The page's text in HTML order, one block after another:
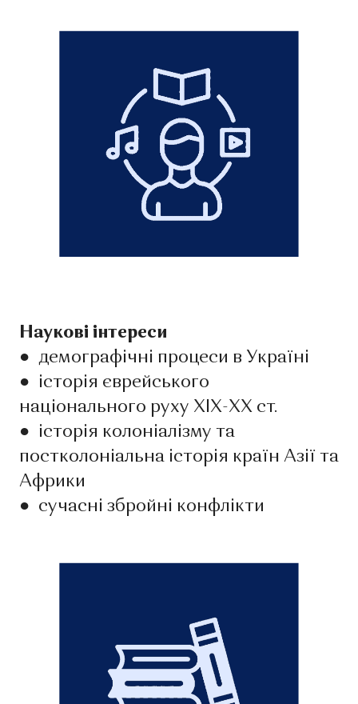
Наукові інтереси
● демографічні процеси в Україні
● історія єврейського
національного руху ХІХ-ХХ ст.
● історія колоніалізму та
постколоніальна історія країн Азії та
Африки
● сучасні збройні конфлікти